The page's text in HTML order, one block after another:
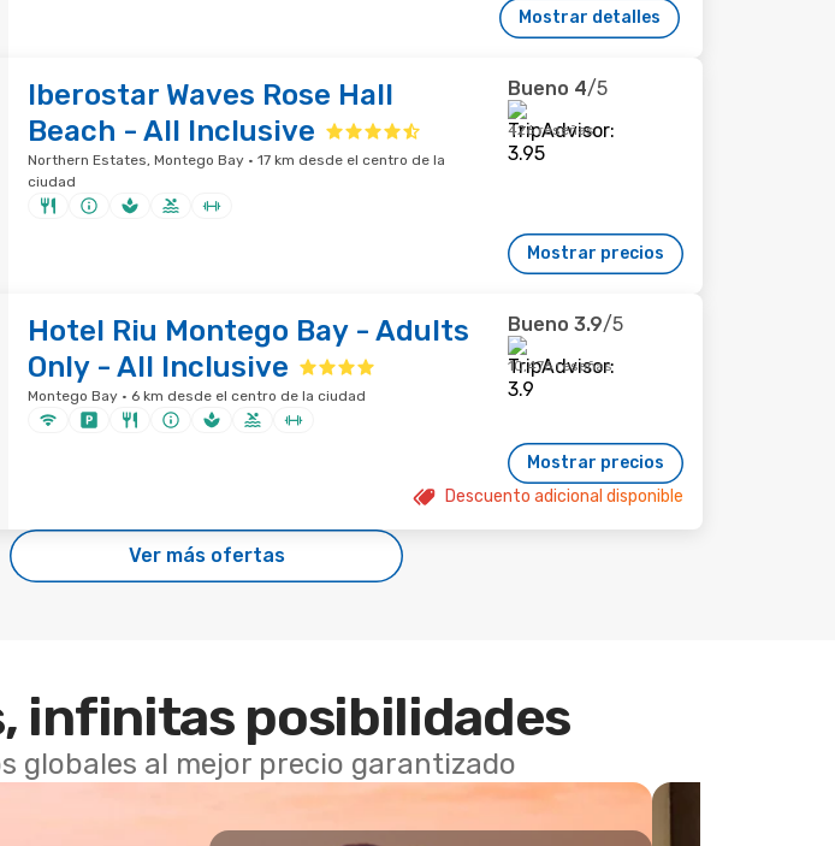
Mostrar detalles
Iberostar Waves Rose Hall
Beach - All Inclusive
Northern Estates, Montego Bay · 17 km desde el centro de la
ciudad
Bueno 4/5
426 reseñas
Mostrar precios
Hotel Riu Montego Bay - Adults
Only - All Inclusive
Montego Bay · 6 km desde el centro de la ciudad
Bueno 3.9/5
10,476 reseñas
Mostrar precios
Descuento adicional disponible
Ver más ofertas
infinitas posibilidades
globales al mejor precio garantizado